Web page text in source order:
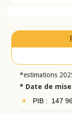
*estimations
* Date de
PIB : 147